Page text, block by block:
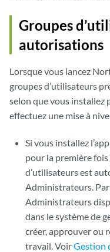
Groupes
autorisations
Lorsque vous lancez
groupes d’utilisateurs
selon que vous installez
effectuez une mise à
Si vous installez
pour la première
d’utilisateurs est
Administrateurs.
Administrateurs
dans le système de
créer, approuver ou
travail. VoirGestion